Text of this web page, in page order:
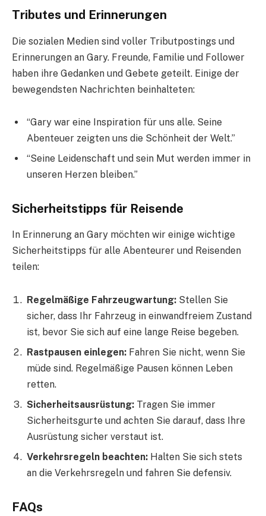
Tributes und Erinnerungen
Die sozialen Medien sind voller Tributpostings und
Erinnerungen an Gary. Freunde, Familie und Follower
haben ihre Gedanken und Gebete geteilt. Einige der
bewegendsten Nachrichten beinhalteten:
“Gary war eine Inspiration für uns alle. Seine
Abenteuer zeigten uns die Schönheit der Welt.”
“Seine Leidenschaft und sein Mut werden immer in
unseren Herzen bleiben.”
Sicherheitstipps für Reisende
In Erinnerung an Gary möchten wir einige wichtige
Sicherheitstipps für alle Abenteurer und Reisenden
teilen:
Regelmäßige Fahrzeugwartung: Stellen Sie
sicher, dass Ihr Fahrzeug in einwandfreiem Zustand
ist, bevor Sie sich auf eine lange Reise begeben.
Rastpausen einlegen: Fahren Sie nicht, wenn Sie
müde sind. Regelmäßige Pausen können Leben
retten.
Sicherheitsausrüstung: Tragen Sie immer
Sicherheitsgurte und achten Sie darauf, dass Ihre
Ausrüstung sicher verstaut ist.
Verkehrsregeln beachten: Halten Sie sich stets
an die Verkehrsregeln und fahren Sie defensiv.
FAQs